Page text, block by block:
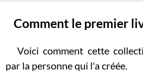
Comment le premier
Voici comment cette
par la personne qui l'a créée.